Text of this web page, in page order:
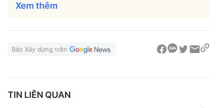
Xem thêm
Báo Xây dựng trên
TIN LIÊN QUAN